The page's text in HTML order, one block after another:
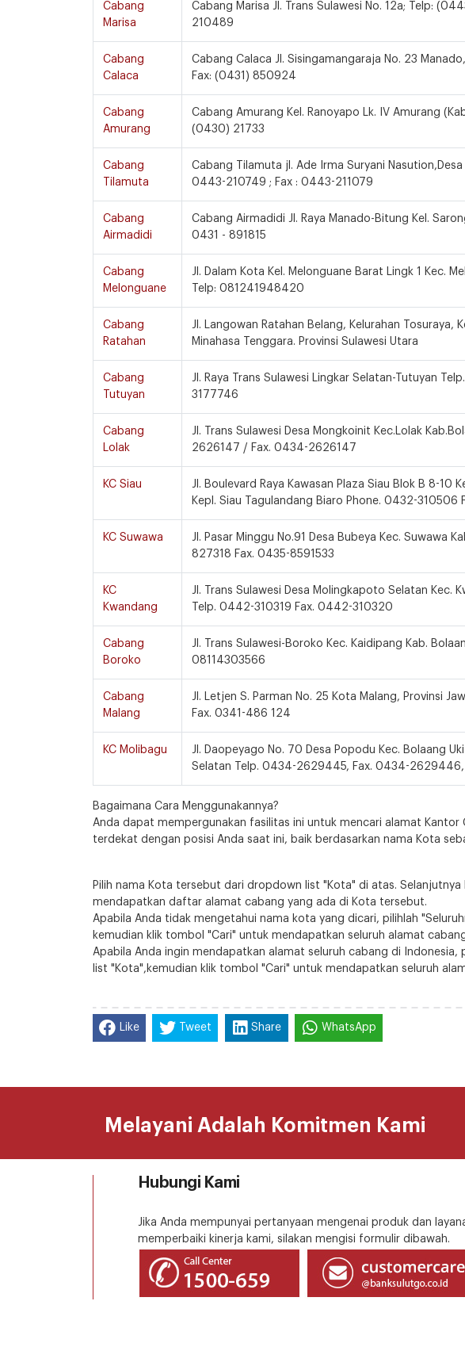
Cabang
Marisa
Cabang Marisa Jl. Trans Sulawesi No. 12a; Telp:
210489
Cabang
Calaca
Cabang Calaca Jl. Sisingamangaraja No. 23
Fax: (0431) 850924
Cabang
Amurang
Cabang Amurang Kel. Ranoyapo Lk. IV Amurang
(0430) 21733
Cabang
Tilamuta
Cabang Tilamuta jl. Ade Irma Suryani
0443-210749 ; Fax : 0443-211079
Cabang
Airmadidi
Cabang Airmadidi Jl. Raya Manado-Bitung Kel.
0431 - 891815
Cabang
Melonguane
Jl. Dalam Kota Kel. Melonguane Barat Lingk 1 Kec.
Telp: 081241948420
Cabang
Ratahan
Jl. Langowan Ratahan Belang, Kelurahan Tosuraya,
Minahasa Tenggara. Provinsi Sulawesi Utara
Cabang
Tutuyan
Jl. Raya Trans Sulawesi Lingkar Selatan-Tutuyan
3177746
Cabang
Lolak
Jl. Trans Sulawesi Desa Mongkoinit Kec.Lolak
2626147 / Fax. 0434-2626147
KC Siau
Jl. Boulevard Raya Kawasan Plaza Siau Blok B 8-10
Kepl. Siau Tagulandang Biaro Phone. 0432-310506
KC Suwawa
Jl. Pasar Minggu No.91 Desa Bubeya Kec. Suwawa
827318 Fax. 0435-8591533
KC
Kwandang
Jl. Trans Sulawesi Desa Molingkapoto Selatan Kec.
Telp. 0442-310319 Fax. 0442-310320
Cabang
Boroko
Jl. Trans Sulawesi-Boroko Kec. Kaidipang Kab.
08114303566
Cabang
Malang
Jl. Letjen S. Parman No. 25 Kota Malang, Provinsi
Fax. 0341-486 124
KC Molibagu
Jl. Daopeyago No. 70 Desa Popodu Kec. Bolaang
Selatan Telp. 0434-2629445, Fax. 0434-
Bagaimana Cara Menggunakannya?
Anda dapat mempergunakan fasilitas ini untuk mencari alamat Kantor
terdekat dengan posisi Anda saat ini, baik berdasarkan nama Kota
Pilih nama Kota tersebut dari dropdown list "Kota" di atas.
mendapatkan daftar alamat cabang yang ada di Kota tersebut.
Apabila Anda tidak mengetahui nama kota yang dicari, pilihlah
kemudian klik tombol "Cari" untuk mendapatkan seluruh alamat
Apabila Anda ingin mendapatkan alamat seluruh cabang di Indonesia,
list "Kota",kemudian klik tombol "Cari" untuk mendapatkan seluruh
Like Tweet Share WhatsApp
Melayani Adalah Komitmen Kami
Hubungi Kami
Jika Anda mempunyai pertanyaan mengenai produk dan
memperbaiki kinerja kami, silakan mengisi formulir dibawah.